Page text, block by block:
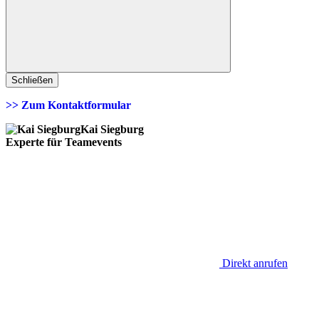
Schließen
>> Zum Kontaktformular
Kai Siegburg
Experte für Teamevents
Direkt anrufen